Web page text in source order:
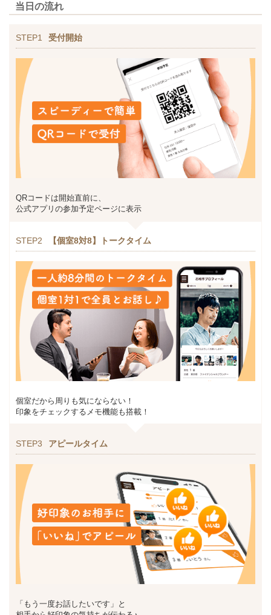
当日の流れ
STEP1 受付開始
QRコードは開始直前に、
公式アプリの参加予定ページに表示
STEP2 【個室8対8】トークタイム
個室だから周りも気にならない！
印象をチェックするメモ機能も搭載！
STEP3 アピールタイム
「もう一度お話したいです」と